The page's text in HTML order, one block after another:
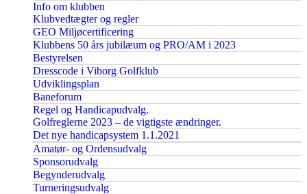
Info om klubben
Klubvedtægter og regler
GEO Miljøcertificering
Klubbens 50 års jubilæum og PRO/AM i 2023
Bestyrelsen
Dresscode i Viborg Golfklub
Udviklingsplan
Baneforum
Regel og Handicapudvalg.
Golfreglerne 2023 – de vigtigste ændringer.
Det nye handicapsystem 1.1.2021
Amatør- og Ordensudvalg
Sponsorudvalg
Begynderudvalg
Turneringsudvalg